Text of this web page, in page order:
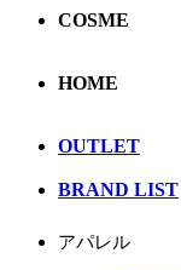
COSME
HOME
OUTLET
BRAND LIST
アパレル